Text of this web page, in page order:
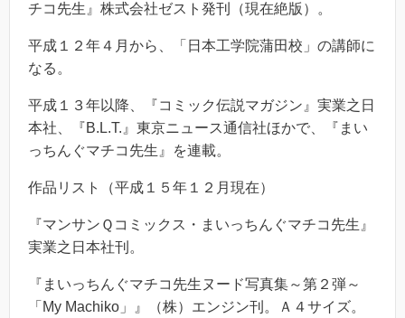
チコ先生』株式会社ゼスト発刊（現在絶版）。
平成１２年４月から、「日本工学院蒲田校」の講師に
なる。
平成１３年以降、『コミック伝説マガジン』実業之日
本社、『B.L.T.』東京ニュース通信社ほかで、『まい
っちんぐマチコ先生』を連載。
作品リスト（平成１５年１２月現在）
『マンサンＱコミックス・まいっちんぐマチコ先生』
実業之日本社刊。
『まいっちんぐマチコ先生ヌード写真集～第２弾～
「My Machiko」』（株）エンジン刊。Ａ４サイズ。